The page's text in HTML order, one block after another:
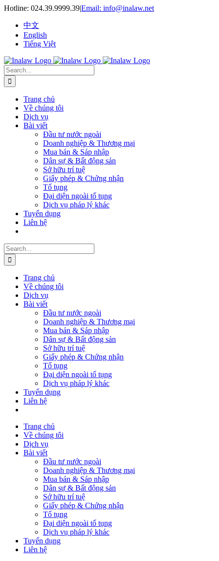
Skip
content
Hotline: 024.39.9999.39|Email: info@inalaw.net
中文
English
Tiếng Việt
Search
for:
Trang chủ
Về chúng tôi
Dịch vụ
Bài viết
Đầu tư nước ngoài
Doanh nghiệp & Thương mại
Mua bán & Sáp nhập
Dân sự & Bất động sản
Sở hữu trí tuệ
Giấy phép & Chứng nhận
Tố tụng
Đại diện ngoài tố tụng
Dịch vụ pháp lý khác
Tuyển dụng
Liên hệ
Search
for:
Trang chủ
Về chúng tôi
Dịch vụ
Bài viết
Đầu tư nước ngoài
Doanh nghiệp & Thương mại
Mua bán & Sáp nhập
Dân sự & Bất động sản
Sở hữu trí tuệ
Giấy phép & Chứng nhận
Tố tụng
Đại diện ngoài tố tụng
Dịch vụ pháp lý khác
Tuyển dụng
Liên hệ
Trang chủ
Về chúng tôi
Dịch vụ
Bài viết
Đầu tư nước ngoài
Doanh nghiệp & Thương mại
Mua bán & Sáp nhập
Dân sự & Bất động sản
Sở hữu trí tuệ
Giấy phép & Chứng nhận
Tố tụng
Đại diện ngoài tố tụng
Dịch vụ pháp lý khác
Tuyển dụng
Liên hệ